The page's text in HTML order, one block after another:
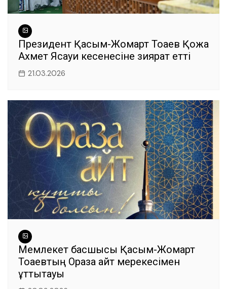
Президент Қасым-Жомарт Тоқаев Қожа
Ахмет Ясауи кесенесіне зиярат етті
21.03.2026
Мемлекет басшысы Қасым-Жомарт
Тоқаевтың Ораза айт мерекесімен
құттықтауы